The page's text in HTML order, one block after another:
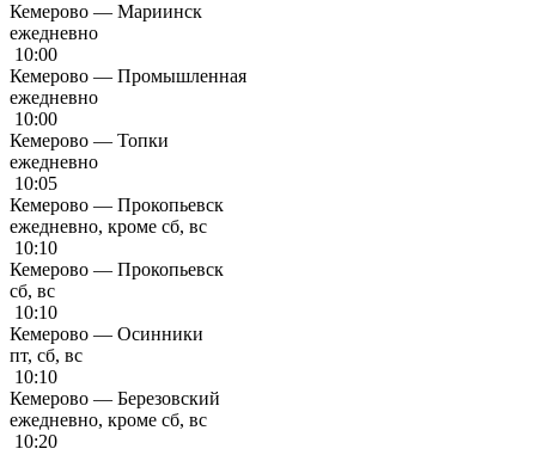
Кемерово — Мариинск
ежедневно
10:00
Кемерово — Промышленная
ежедневно
10:00
Кемерово — Топки
ежедневно
10:05
Кемерово — Прокопьевск
ежедневно, кроме сб, вс
10:10
Кемерово — Прокопьевск
сб, вс
10:10
Кемерово — Осинники
пт, сб, вс
10:10
Кемерово — Березовский
ежедневно, кроме сб, вс
10:20